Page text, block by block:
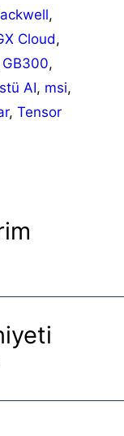
,
Cloud,
GB300,
AI, msi,
, Tensor